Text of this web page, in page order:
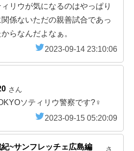
リウが気になるのはやっぱり
係ないただの親善試合であっ
らなんだよなぁ。
2023-09-14 23:10:06
さん
ソティリウ警察です?‍♀️
2023-09-15 05:20:09
~サンフレッチェ広島編 さ